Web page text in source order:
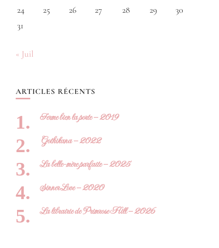
24
25 26 27 28 29
30
31
« Juil
ARTICLES RÉCENTS
Ferme bien la porte – 2019
Gothikana – 2022
La belle-mère parfaite – 2025
Sinner Love – 2020
La librairie de Primrose Hill – 2026